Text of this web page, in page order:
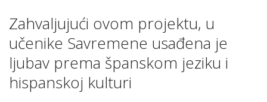
Zahvaljujući ovom projektu, u
učenike Savremene usađena je
ljubav prema španskom jeziku i
hispanskoj kulturi